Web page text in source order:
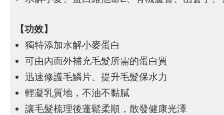
【功效】
獨特添加水解小麥蛋白
可由內而外補充毛髮所需的蛋白質
迅速修護毛鱗片、提升毛髮保水力
輕凝乳質地，不油不黏膩
讓毛髮梳理後蓬鬆柔順，散發健康光澤